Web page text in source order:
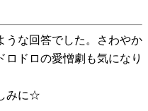
うな回答でした。さわやか
ロドロの愛憎劇も気になり
みに☆